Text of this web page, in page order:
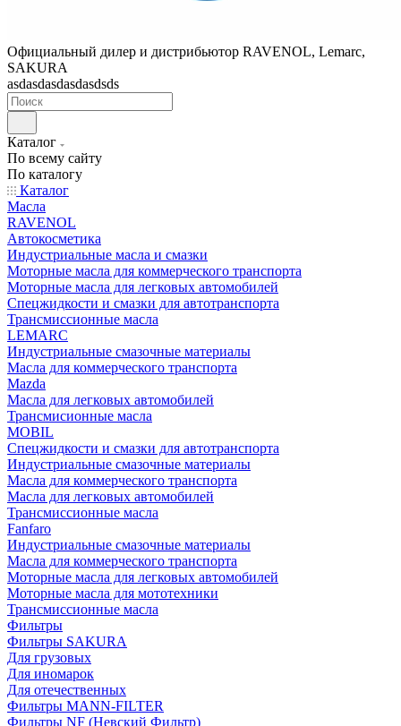
Официальный дилер и дистрибьютор RAVENOL, Lemarc,
SAKURA
asdasdasdasdasdsds
Каталог
По всему сайту
По каталогу
Каталог
Масла
RAVENOL
Автокосметика
Индустриальные масла и смазки
Моторные масла для коммерческого транспорта
Моторные масла для легковых автомобилей
Спецжидкости и смазки для автотранспорта
Трансмиссионные масла
LEMARC
Индустриальные смазочные материалы
Масла для коммерческого транспорта
Mazda
Масла для легковых автомобилей
Трансмисионные масла
MOBIL
Cпецжидкости и смазки для автотранспорта
Индустриальные смазочные материалы
Масла для коммерческого транспорта
Масла для легковых автомобилей
Трансмиссионные масла
Fanfaro
Индустриальные смазочные материалы
Масла для коммерческого транспорта
Моторные масла для легковых автомобилей
Моторные масла для мототехники
Трансмиссионные масла
Фильтры
Фильтры SAKURA
Для грузовых
Для иномарок
Для отечественных
Фильтры MANN-FILTER
Фильтры NF (Невский Фильтр)